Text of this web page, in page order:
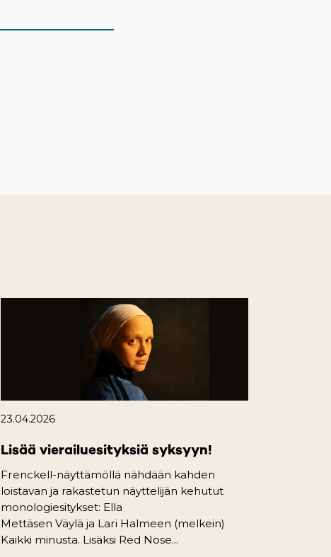
23.04.2026
Lisää vierailuesityksiä syksyyn!
Frenckell-näyttämöllä nähdään kahden
loistavan ja rakastetun näyttelijän kehutut
monologiesitykset: Ella
Mettäsen Väylä ja Lari Halmeen (melkein)
Kaikki minusta. Lisäksi Red Nose...